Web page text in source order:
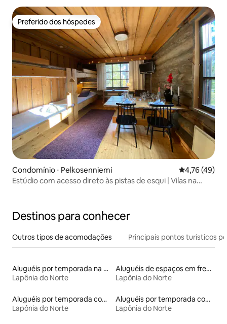
Preferido dos hóspedes
Preferido dos hóspedes
Condomínio ⋅ Pelkosenniemi 4,76 de uma
4,76 (49)
Estúdio com acesso direto às pistas de esqui | Vilas na
Destinos para conhecer
Outros tipos de acomodações Principais pontos turísticos
Aluguéis por temporada na orla
Lapônia do Norte
Aluguéis de espaços em frente à praia
Lapônia do Norte
Aluguéis por temporada com banheira de hidromassagem
Lapônia do Norte
Aluguéis por temporada com acesso ao lago
Lapônia do Norte